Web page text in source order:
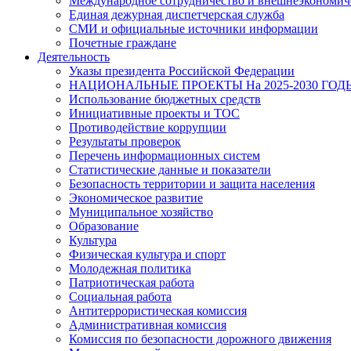
Единая дежурная диспетчерская служба
СМИ и официальные источники информации
Почетные граждане
Деятельность
Указы президента Российской Федерации
НАЦИОНАЛЬНЫЕ ПРОЕКТЫ На 2025-2030
Использование бюджетных средств
Инициативные проекты и ТОС
Противодействие коррупции
Результаты проверок
Перечень информационных систем
Статистические данные и показатели
Безопасность территории и защита населения
Экономическое развитие
Муниципальное хозяйство
Образование
Культура
Физическая культура и спорт
Молодежная политика
Патриотическая работа
Социальная работа
Антитеррористическая комиссия
Административная комиссия
Комиссия по безопасности дорожного движения